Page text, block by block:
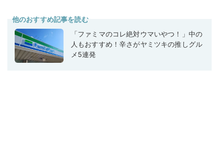
他のおすすめ記事を読む
「ファミマのコレ絶対ウマいやつ！」中の
人もおすすめ！辛さがヤミツキの推しグル
メ5連発